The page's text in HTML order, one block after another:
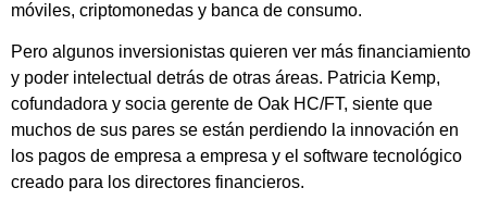
móviles, criptomonedas y banca de consumo.
Pero algunos inversionistas quieren ver más financiamiento
y poder intelectual detrás de otras áreas. Patricia Kemp,
cofundadora y socia gerente de Oak HC/FT, siente que
muchos de sus pares se están perdiendo la innovación en
los pagos de empresa a empresa y el software tecnológico
creado para los directores financieros.